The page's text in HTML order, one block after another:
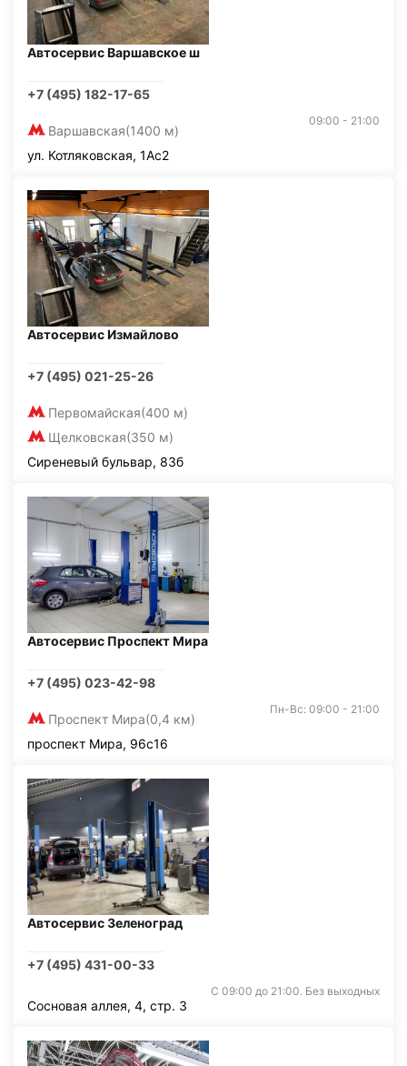
Автосервис Варшавское ш
+7 (495) 182-17-65
Варшавская(1400 м)
09:00 - 21:00
ул. Котляковская, 1Ас2
Автосервис Измайлово
+7 (495) 021-25-26
Первомайская(400 м)
Щелковская(350 м)
Сиреневый бульвар, 83б
Автосервис Проспект Мира
+7 (495) 023-42-98
Проспект Мира(0,4 км)
Пн-Вс: 09:00 - 21:00
проспект Мира, 96с16
Автосервис Зеленоград
+7 (495) 431-00-33
С 09:00 до 21:00. Без выходных
Сосновая аллея, 4, стр. 3